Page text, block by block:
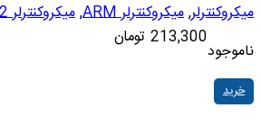
میکروکنترلر,میکروکنترلر ARM ,میکروکنترلر STM32
ناموجود
213,300 تومان
خرید